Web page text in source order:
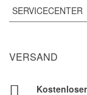
SERVICECENTER
VERSAND